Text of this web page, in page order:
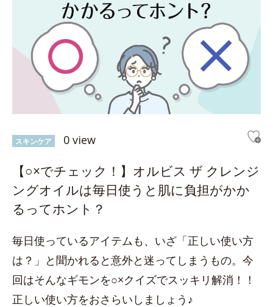
スキンケア 0 view
【○×でチェック！】オルビス ザ クレンジ
ングオイルは毎日使うと肌に負担がかか
るってホント？
毎日使っているアイテムも、いざ「正しい使い方
は？」と聞かれると意外と迷ってしまうもの。今
回はそんなギモンを○×クイズでスッキリ解消！！
正しい使い方をおさらいしましょう♪